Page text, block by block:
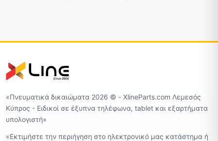
«Πνευματικά δικαιώματα 2026 ©️ - XlineParts.com Λεμεσός
Κύπρος - Ειδικοί σε έξυπνα τηλέφωνα, tablet και εξαρτήματα
υπολογιστή»
«Εκτιμήστε την περιήγηση στο ηλεκτρονικό μας κατάστημα ή